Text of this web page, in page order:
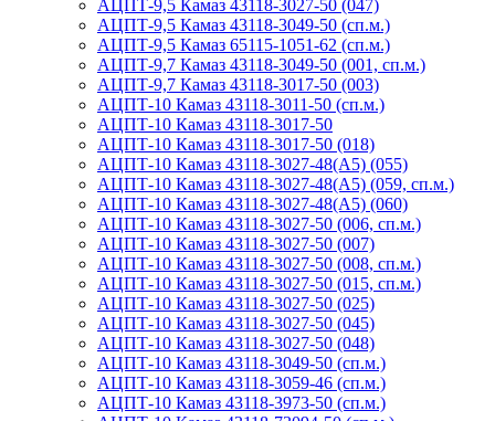
АЦПТ-9,5 Камаз 43118-3027-50 (047)
АЦПТ-9,5 Камаз 43118-3049-50 (сп.м.)
АЦПТ-9,5 Камаз 65115-1051-62 (сп.м.)
АЦПТ-9,7 Камаз 43118-3049-50 (001, сп.м.)
АЦПТ-9,7 Камаз 43118-3017-50 (003)
АЦПТ-10 Камаз 43118-3011-50 (сп.м.)
АЦПТ-10 Камаз 43118-3017-50
АЦПТ-10 Камаз 43118-3017-50 (018)
АЦПТ-10 Камаз 43118-3027-48(A5) (055)
АЦПТ-10 Камаз 43118-3027-48(A5) (059, сп.м.)
АЦПТ-10 Камаз 43118-3027-48(A5) (060)
АЦПТ-10 Камаз 43118-3027-50 (006, сп.м.)
АЦПТ-10 Камаз 43118-3027-50 (007)
АЦПТ-10 Камаз 43118-3027-50 (008, сп.м.)
АЦПТ-10 Камаз 43118-3027-50 (015, сп.м.)
АЦПТ-10 Камаз 43118-3027-50 (025)
АЦПТ-10 Камаз 43118-3027-50 (045)
АЦПТ-10 Камаз 43118-3027-50 (048)
АЦПТ-10 Камаз 43118-3049-50 (сп.м.)
АЦПТ-10 Камаз 43118-3059-46 (сп.м.)
АЦПТ-10 Камаз 43118-3973-50 (сп.м.)